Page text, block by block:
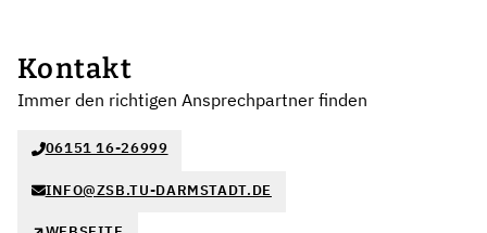
Kontakt
Immer den richtigen Ansprechpartner finden
06151 16-26999
INFO@ZSB.TU-DARMSTADT.DE